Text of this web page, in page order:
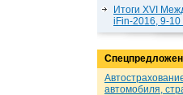
Итоги XVI
iFin-2016, 9-
автомобиля,